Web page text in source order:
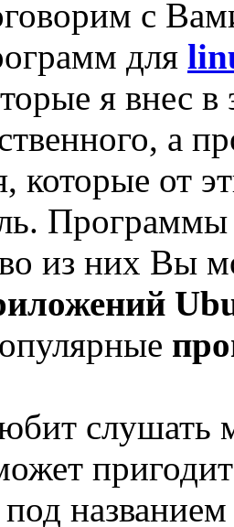
с
для
я внес в
а
которые от
из них Вы
слушать